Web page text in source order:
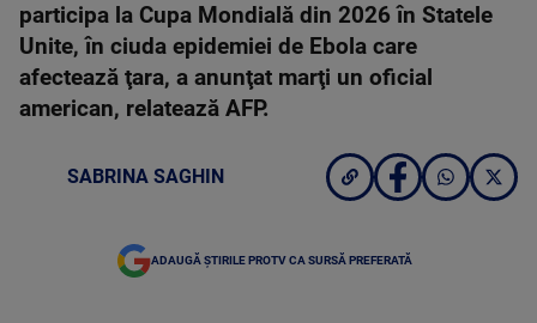
participa la Cupa Mondială din 2026 în Statele
Unite, în ciuda epidemiei de Ebola care
afectează ţara, a anunţat marţi un oficial
american, relatează AFP.
SABRINA SAGHIN
ADAUGĂ ȘTIRILE PROTV CA SURSĂ PREFERATĂ